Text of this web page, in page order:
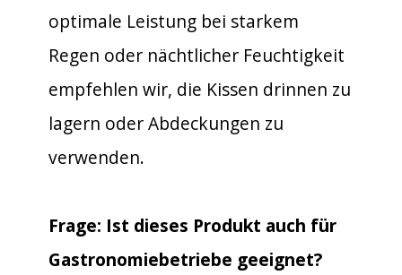
optimale Leistung bei starkem
Regen oder nächtlicher Feuchtigkeit
empfehlen wir, die Kissen drinnen zu
lagern oder Abdeckungen zu
verwenden.
Frage: Ist dieses Produkt auch für
Gastronomiebetriebe geeignet?